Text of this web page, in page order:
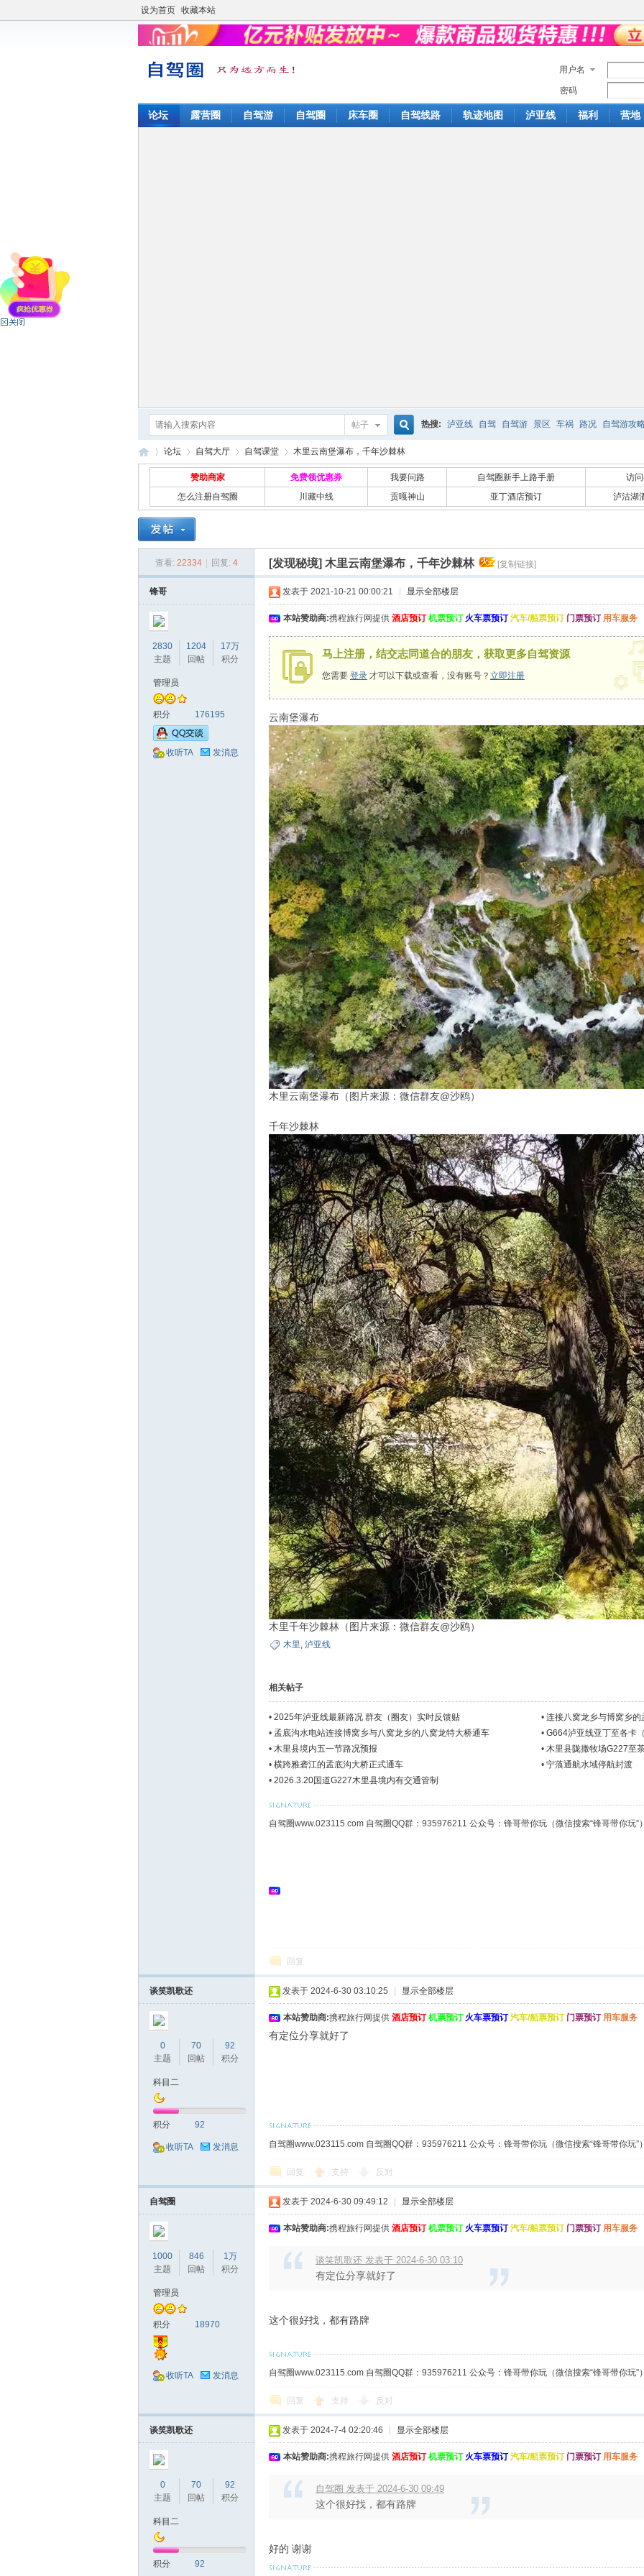
设为首页 收藏本站
用户名
密码
论坛 露营圈 自驾游 自驾圈 床车圈 自驾线路 轨迹地图 泸亚线 福利 营地
帖子
搜
索
热搜: 泸亚线 自驾 自驾游 景区 车祸 路况 自驾游攻
自 »
论坛
›
自驾大厅
›
自驾课堂
›
木里云南堡瀑布，千年沙棘林
赞助商家 免费领优惠券 我要问路 自驾圈新手上路手册
访
怎么注册自驾圈
川藏中线 贡嘎神山 亚丁酒店预订 泸沽湖
查看: 22334 回复: 4 [发现秘境] 木里云南堡瀑布，千年沙棘林 [复制链接]
锋哥
2830
主题
1204
回帖
17万
积分
管理员
积分 176195
收听TA 发消息
发表于 2021-10-21 00:00:21 显示全部楼层
本站赞助商:携程旅行网提供 酒店预订 机票预订 火车票预订 汽车/船票预订 门票预订 用车服务
马上注册，结交志同道合的朋友，获取更多自驾资源
您需要 登录 才可以下载或查看，没有账号？ 立即注册
云南堡瀑布
木里云南堡瀑布（图片来源：微信群友@沙鸥）
千年沙棘林
木里千年沙棘林（图片来源：微信群友@沙鸥）
木里, 泸亚线
相关帖子
• 2025年泸亚线最新路况 群友（圈友）实时反馈贴 • 连接八窝龙乡与博窝乡
• 孟底沟水电站连接博窝乡与八窝龙乡的八窝龙特大桥通车 • G664泸亚线亚丁至各卡
• 木里县境内五一节路况预报 • 木里县陇撒牧场G227至
• 横跨雅砻江的孟底沟大桥正式通车 • 宁蒗通航水域停航封渡
• 2026.3.20国道G227木里县境内有交通管制
自驾圈www.023115.com 自驾圈QQ群：935976211 公众号：锋哥带你玩（微信搜索“锋哥带你玩”
回复
谈笑凯歌还
0
主题
70
回帖
92
积分
科目二
积分 92
收听TA 发消息
发表于 2024-6-30 03:10:25 显示全部楼层
本站赞助商:携程旅行网提供 酒店预订 机票预订 火车票预订 汽车/船票预订 门票预订 用车服务
有定位分享就好了
自驾圈www.023115.com 自驾圈QQ群：935976211 公众号：锋哥带你玩（微信搜索“锋哥带你玩”
回复 支持 反对
自驾圈
1000
主题
846
回帖
1万
积分
管理员
积分 18970
收听TA 发消息
发表于 2024-6-30 09:49:12 显示全部楼层
本站赞助商:携程旅行网提供 酒店预订 机票预订 火车票预订 汽车/船票预订 门票预订 用车服务
谈笑凯歌还 发表于 2024-6-30 03:10
有定位分享就好了
这个很好找，都有路牌
自驾圈www.023115.com 自驾圈QQ群：935976211 公众号：锋哥带你玩（微信搜索“锋哥带你玩”
回复 支持 反对
谈笑凯歌还
0
主题
70
回帖
92
积分
科目二
积分 92
发表于 2024-7-4 02:20:46 显示全部楼层
本站赞助商:携程旅行网提供 酒店预订 机票预订 火车票预订 汽车/船票预订 门票预订 用车服务
自驾圈 发表于 2024-6-30 09:49
这个很好找，都有路牌
好的 谢谢